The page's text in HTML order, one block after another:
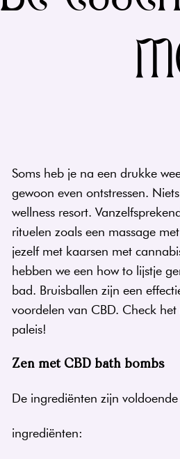
Soms heb je na een drukke
gewoon even ontstressen.
wellness resort.
rituelen zoals een massage
jezelf met kaarsen met
hebben we een how to lijstje
bad. Bruisballen zijn een
voordelen van CBD. Check
paleis!
Zen met CBD bath bombs
De ingrediënten zijn
ingrediënten: